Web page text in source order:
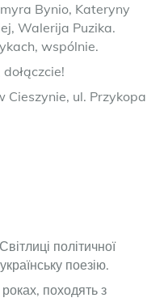
Bynio, Kateryny
Walerija Puzika.
wspólnie.
ul. Przykopa
політичної
поезію.
походять з